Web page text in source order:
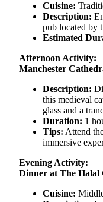
Cuisine:
Description:
pub located by
Estimated
Afternoon Activity:
Manchester
Description:
this medieval
glass and a
Duration: 1
Tips: Attend
immersive
Evening Activity:
Dinner at The Halal
Cuisine: